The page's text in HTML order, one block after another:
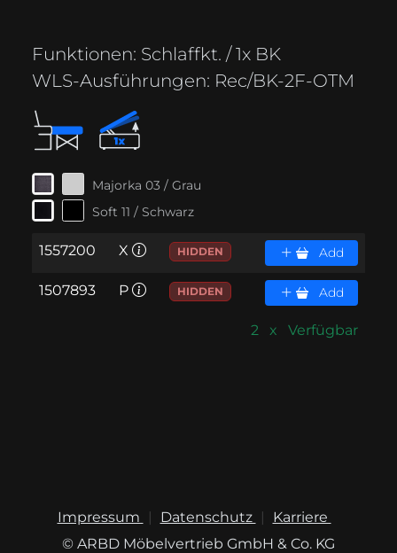
Funktionen: Schlaffkt. / 1x BK
WLS-Ausführungen: Rec/BK-2F-OTM
Majorka 03 / Grau
Soft 11 / Schwarz
1557200 X HIDDEN Add
1507893 P HIDDEN Add
2 x Verfügbar
Impressum Datenschutz
Karriere
© ARBD Möbelvertrieb GmbH & Co. KG